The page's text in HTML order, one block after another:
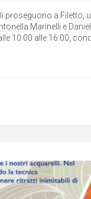
proseguono a Filetto,
Marinelli e
10:00 alle 16:00,